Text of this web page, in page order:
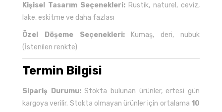
Kişisel Tasarım Seçenekleri: Rustik, naturel, ceviz,
lake, eskitme ve daha fazlası
Özel Döşeme Seçenekleri:Kumaş, deri, nubuk
(İstenilen renkte)
Termin Bilgisi
Sipariş Durumu:Stokta bulunan ürünler, ertesi gün
kargoya verilir. Stokta olmayan ürünler için ortalama 10